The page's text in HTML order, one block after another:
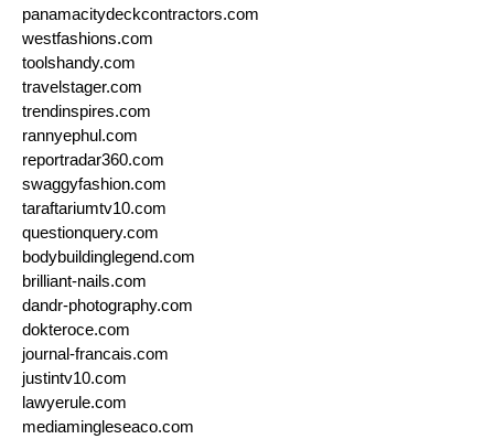
panamacitydeckcontractors.com
westfashions.com
toolshandy.com
travelstager.com
trendinspires.com
rannyephul.com
reportradar360.com
swaggyfashion.com
taraftariumtv10.com
questionquery.com
bodybuildinglegend.com
brilliant-nails.com
dandr-photography.com
dokteroce.com
journal-francais.com
justintv10.com
lawyerule.com
mediamingleseaco.com